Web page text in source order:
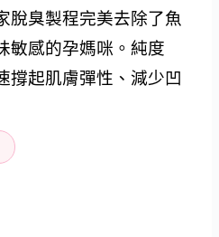
脫臭製程完美去除了魚
敏感的孕媽咪。純度
撐起肌膚彈性、減少凹